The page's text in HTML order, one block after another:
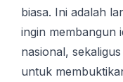
biasa. Ini adalah
ingin membangun
nasional,
untuk